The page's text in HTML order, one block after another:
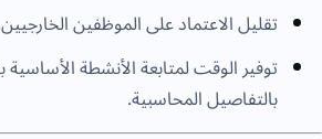
تقليل الاعتماد على الموظفين
توفير الوقت لمتابعة الأنشطة
بالتفاصيل المحاسبية.